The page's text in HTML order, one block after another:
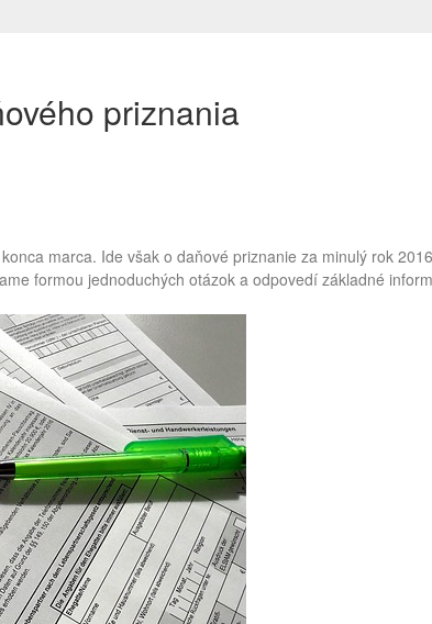
priznania
marca. Ide však o daňové priznanie za minulý rok
formou jednoduchých otázok a odpovedí základné